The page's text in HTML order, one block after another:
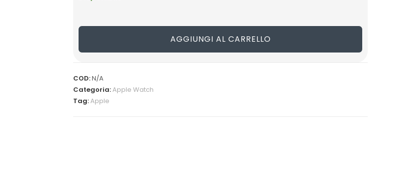
AGGIUNGI AL CARRELLO
COD:N/A
Categoria:Apple Watch
Tag:Apple